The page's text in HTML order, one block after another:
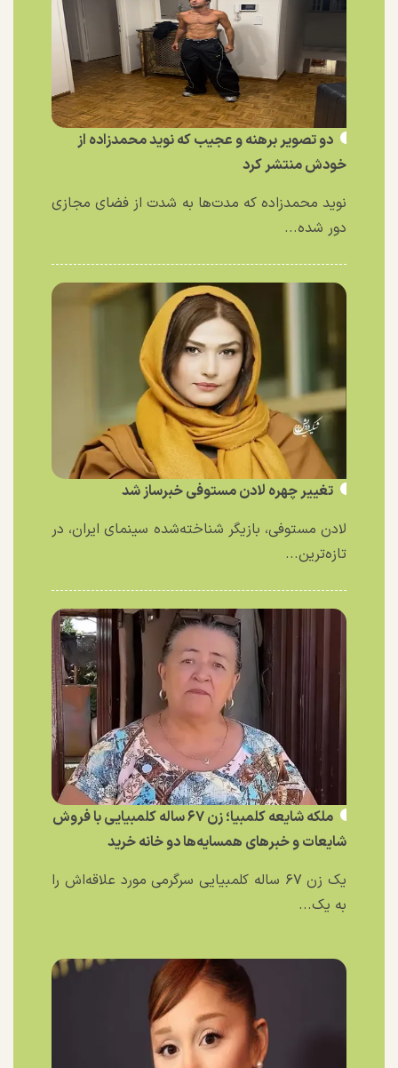
دو تصویر برهنه و عجیب که نوید محمدزاده از
خودش منتشر کرد
نوید محمدزاده که مدت‌ها به شدت از فضای مجازی
دور شده...
تغییر چهره لادن مستوفی خبرساز شد
لادن مستوفی، بازیگر شناخته‌شده سینمای ایران، در
تازه‌ترین...
ملکه شایعه کلمبیا؛ زن ۶۷ ساله کلمبیایی با فروش
شایعات و خبر‌های همسایه‌ها دو خانه خرید
یک زن ۶۷ ساله کلمبیایی سرگرمی مورد علاقه‌اش را
به یک...